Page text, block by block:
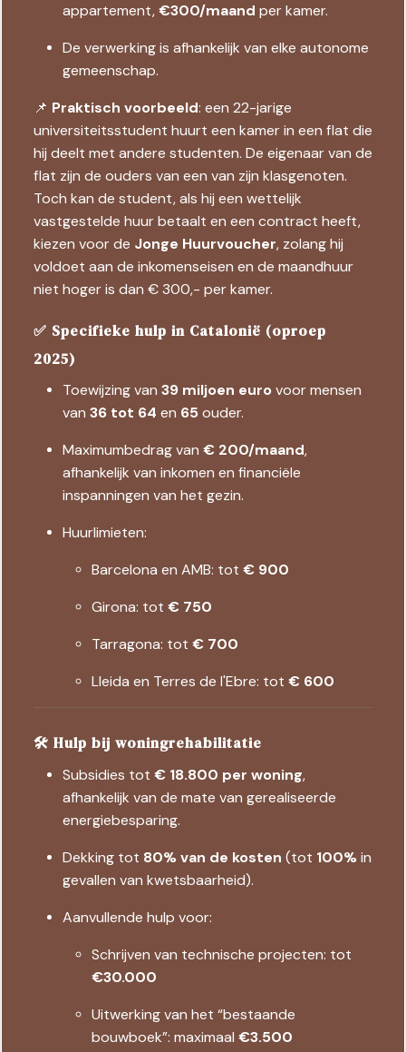
appartement,€300/maand per kamer.
De verwerking is afhankelijk van elke autonome
gemeenschap.
📌 Praktisch voorbeeld: een 22-jarige
universiteitsstudent huurt een kamer in een flat die
hij deelt met andere studenten. De eigenaar van de
flat zijn de ouders van een van zijn klasgenoten.
Toch kan de student, als hij een wettelijk
vastgestelde huur betaalt en een contract heeft,
kiezen voor de Jonge Huurvoucher, zolang hij
voldoet aan de inkomenseisen en de maandhuur
niet hoger is dan € 300,- per kamer.
✅ Specifieke hulp in Catalonië (oproep
2025)
Toewijzing van 39 miljoen euro voor mensen
van 36 tot 64 en 65ouder.
Maximumbedrag van € 200/maand,
afhankelijk van inkomen en financiële
inspanningen van het gezin.
Huurlimieten:
Barcelona en AMB: tot € 900
Girona: tot € 750
Tarragona: tot € 700
Lleida en Terres de l'Ebre: tot € 600
🛠️ Hulp bij woningrehabilitatie
Subsidies tot € 18.800 per woning,
afhankelijk van de mate van gerealiseerde
energiebesparing.
Dekking tot 80% van de kosten (tot 100%in
gevallen van kwetsbaarheid).
Aanvullende hulp voor:
Schrijven van technische projecten: tot
€30.000
Uitwerking van het “bestaande
bouwboek”: maximaal €3.500